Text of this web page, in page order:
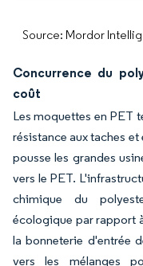
Source: Mordor
Concurrence du
coût
Les moquettes en PET
résistance aux taches
pousse les grandes
vers le PET.
chimique du
écologique par rapport
la bonneterie d'entrée
vers les mélanges